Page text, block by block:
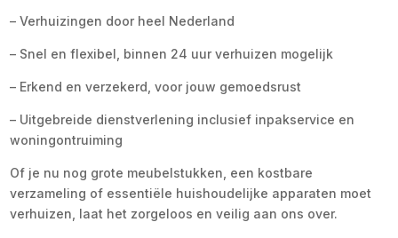
– Verhuizingen door heel Nederland
– Snel en flexibel, binnen 24 uur verhuizen mogelijk
– Erkend en verzekerd, voor jouw gemoedsrust
– Uitgebreide dienstverlening inclusief inpakservice en
woningontruiming
Of je nu nog grote meubelstukken, een kostbare
verzameling of essentiële huishoudelijke apparaten moet
verhuizen, laat het zorgeloos en veilig aan ons over.